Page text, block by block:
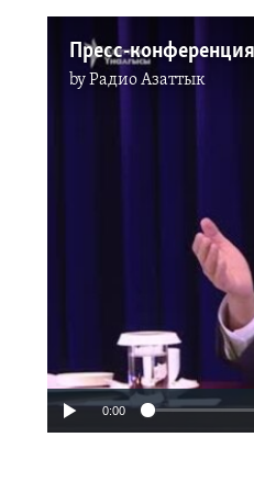
byРадио Азаттык
0:00